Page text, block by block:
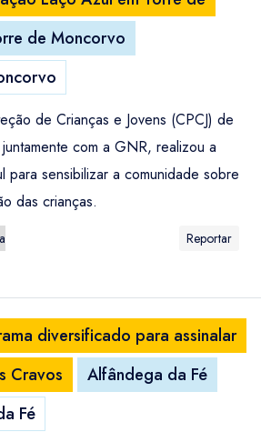
de Moncorvo
de Crianças e Jovens (CPCJ) de
com a GNR, realizou a
sensibilizar a comunidade sobre
das crianças.
Reportar
diversificado para assinalar
Cravos
Alfândega da Fé
Fé